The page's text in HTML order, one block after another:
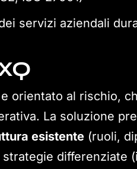
servizi aziendali
orientato al rischio,
La soluzione
esistente(ruoli,
differenziate